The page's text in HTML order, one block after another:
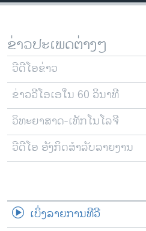
ພາສາຕ່າງໆ
ຂ່າວປະເພດຕ່າງໆ
ວີດີໂອຂ່າວ
ຂ່າວວີໂອເອໃນ 60 ວິນາທີ
ວິທະຍາສາດ-ເທັກໂນໂລຈີ
ວີດີໂອ ອັງກິດສຳລັບລາຍງານ
ເບິ່ງລາຍການທີວີ